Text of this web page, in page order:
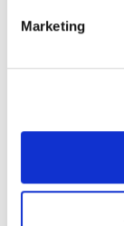
Marketing